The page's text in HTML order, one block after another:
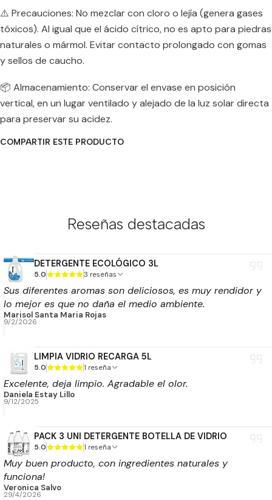
⚠️ Precauciones: No mezclar con cloro o lejía (genera gases
tóxicos). Al igual que el ácido cítrico, no es apto para piedras
naturales o mármol. Evitar contacto prolongado con gomas
y sellos de caucho.
📦 Almacenamiento: Conservar el envase en posición
vertical, en un lugar ventilado y alejado de la luz solar directa
para preservar su acidez.
COMPARTIR ESTE PRODUCTO
Reseñas destacadas
DETERGENTE ECOLÓGICO 3L
5.0 3 reseñas
Sus diferentes aromas son deliciosos, es muy rendidor y
lo mejor es que no daña el medio ambiente.
Marisol Santa Maria Rojas
9/2/2026
LIMPIA VIDRIO RECARGA 5L
5.0 1 reseña
Excelente, deja limpio. Agradable el olor.
Daniela Estay Lillo
9/12/2025
PACK 3 UNI DETERGENTE BOTELLA DE VIDRIO
5.0 1 reseña
Muy buen producto, con ingredientes naturales y
funciona!
Veronica Salvo
29/4/2026